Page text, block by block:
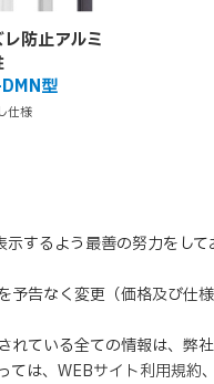
防止アルミ
型
仕様
するよう最善の努力をし
告なく変更（価格及び仕
ている全ての情報は、弊
ては、 WEBサイト利用規約、